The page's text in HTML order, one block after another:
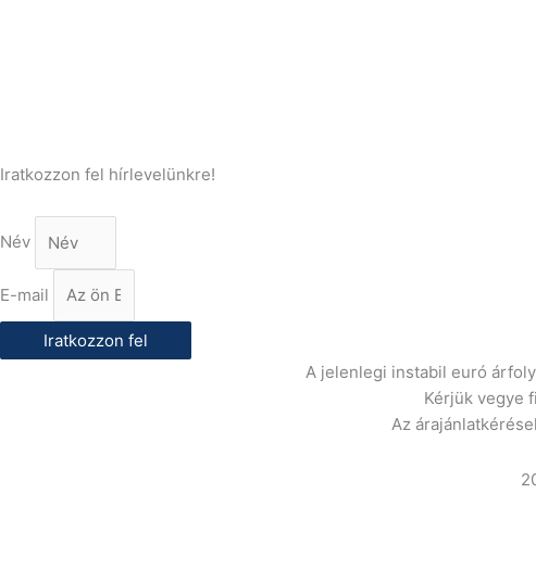
Iratkozzon fel hírlevelünkre!
Név
E-mail
Iratkozzon fel
A jelenlegi instabil euró
Kérjük vegye
Az